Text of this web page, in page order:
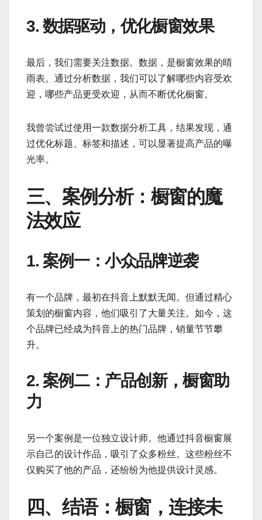
3. 数据驱动，优化橱窗效果
最后，我们需要关注数据。数据，是橱窗效果的晴
雨表。通过分析数据，我们可以了解哪些内容受欢
迎，哪些产品更受欢迎，从而不断优化橱窗。
我曾尝试过使用一款数据分析工具，结果发现，通
过优化标题、标签和描述，可以显著提高产品的曝
光率。
三、案例分析：橱窗的魔
法效应
1. 案例一：小众品牌逆袭
有一个品牌，最初在抖音上默默无闻。但通过精心
策划的橱窗内容，他们吸引了大量关注。如今，这
个品牌已经成为抖音上的热门品牌，销量节节攀
升。
2. 案例二：产品创新，橱窗助
力
另一个案例是一位独立设计师。他通过抖音橱窗展
示自己的设计作品，吸引了众多粉丝。这些粉丝不
仅购买了他的产品，还纷纷为他提供设计灵感。
四、结语：橱窗，连接未